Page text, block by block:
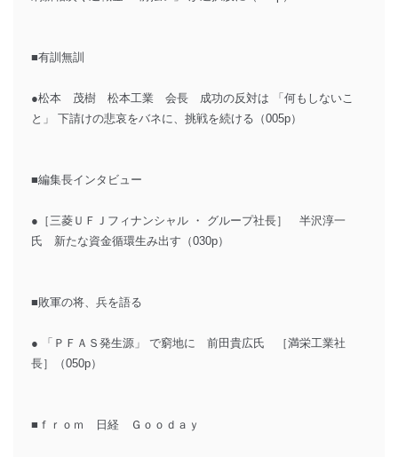
■有訓無訓
●松本 茂樹 松本工業 会長 成功の反対は 「何もしないこ
と」 下請けの悲哀をバネに、挑戦を続ける（005p）
■編集長インタビュー
●［三菱ＵＦＪフィナンシャル ・ グループ社長］ 半沢淳一
氏 新たな資金循環生み出す（030p）
■敗軍の将、兵を語る
● 「ＰＦＡＳ発生源」 で窮地に 前田貴広氏 ［満栄工業社
長］（050p）
■ｆｒｏｍ 日経 Ｇｏｏｄａｙ